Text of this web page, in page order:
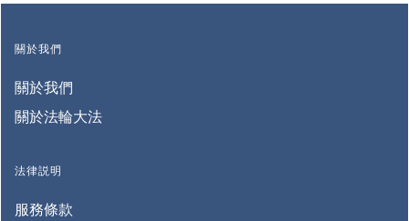
關於我們
關於我們
關於法輪大法
法律説明
服務條款